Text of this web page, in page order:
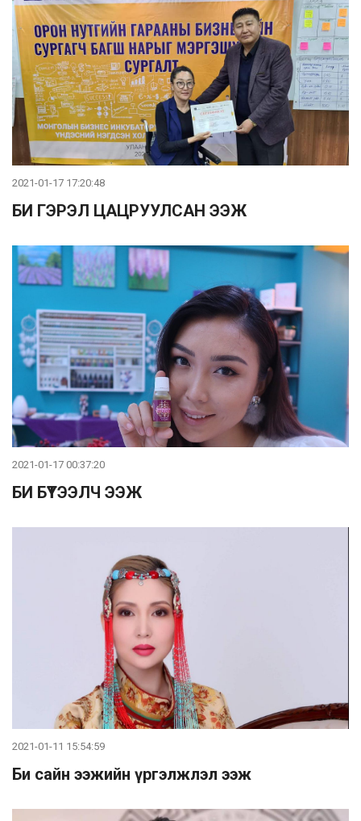
2021-01-17 17:20:48
БИ ГЭРЭЛ ЦАЦРУУЛСАН ЭЭЖ
2021-01-17 00:37:20
БИ БҮТЭЭЛЧ ЭЭЖ
2021-01-11 15:54:59
Би сайн ээжийн үргэлжлэл ээж